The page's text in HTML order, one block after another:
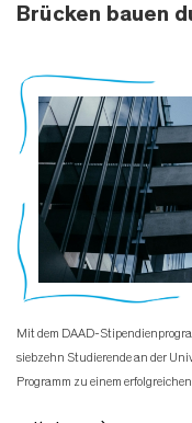
Brücken bauen
Mit dem DAAD-
siebzehn Studierende an der
Programm zu einem